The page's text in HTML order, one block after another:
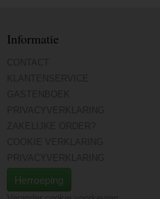
Informatie
Herroeping